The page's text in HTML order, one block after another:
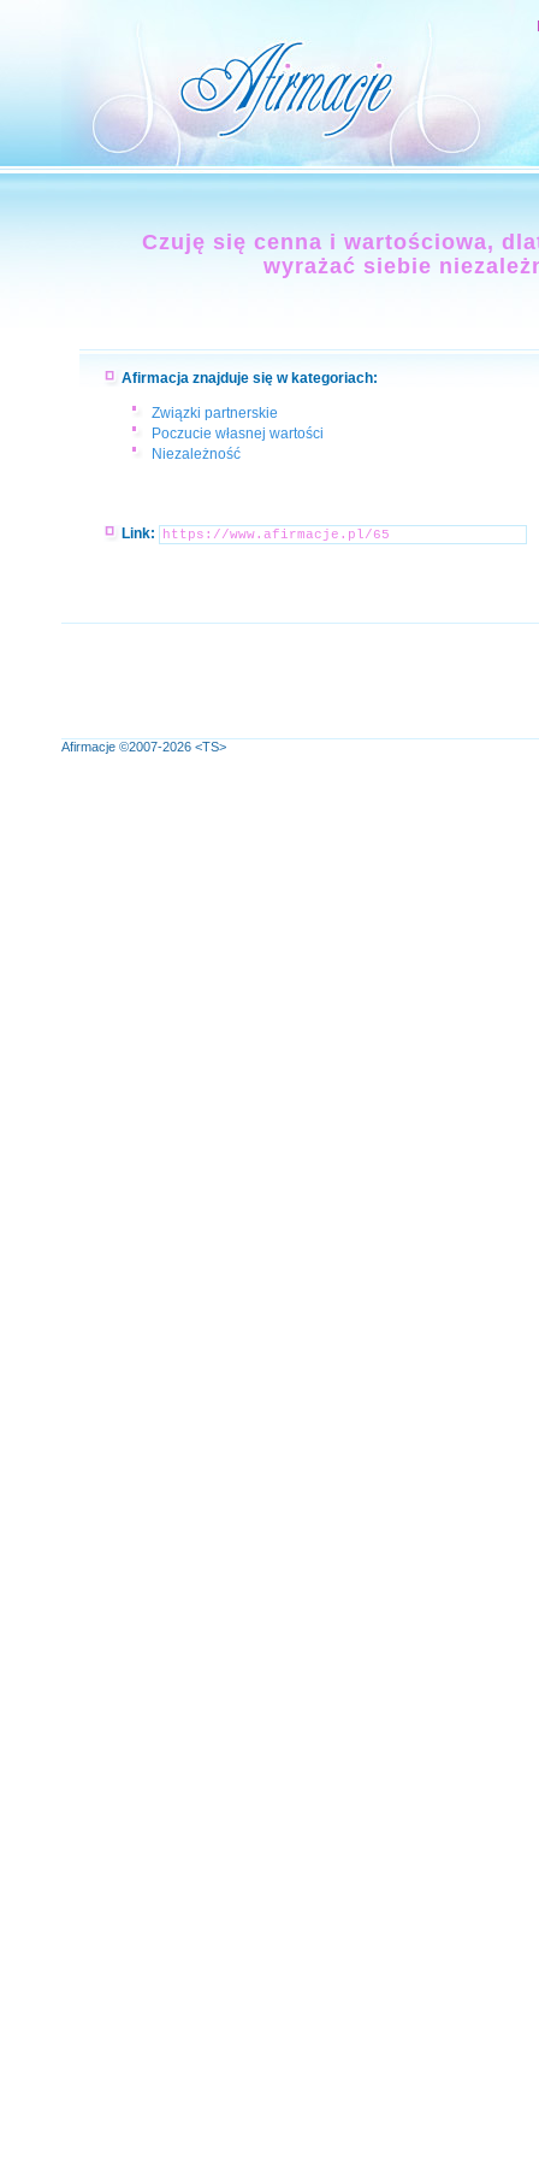
Czuję się cenna i wartościowa,
wyrażać siebie
Afirmacja znajduje się w kategoriach:
Związki partnerskie
Poczucie własnej wartości
Niezależność
Link:
Afirmacje ©2007-2026 <TS>